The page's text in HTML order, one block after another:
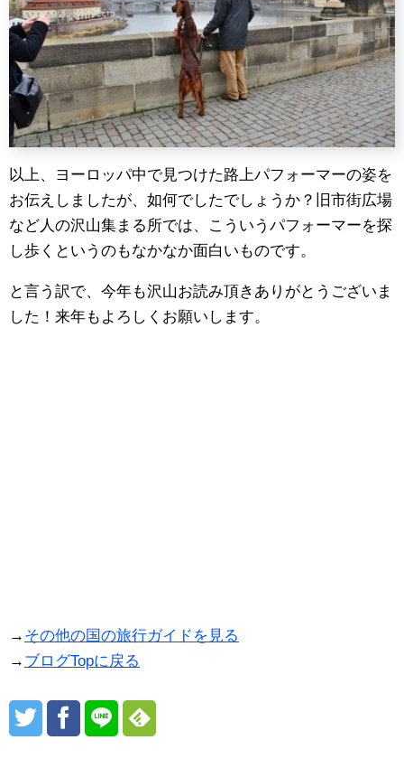
以上、ヨーロッパ中で見つけた路上パフォーマーの姿を
お伝えしましたが、如何でしたでしょうか？旧市街広場
など人の沢山集まる所では、こういうパフォーマーを探
し歩くというのもなかなか面白いものです。
と言う訳で、今年も沢山お読み頂きありがとうございま
した！来年もよろしくお願いします。
→ その他の国の旅行ガイドを見る
→ ブログTopに戻る